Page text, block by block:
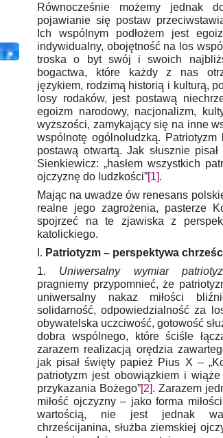
Równocześnie możemy jednak
pojawianie się postaw
Ich wspólnym podłożem jest
indywidualny, obojętność na los
troska o byt swój i swoich
bogactwa, które każdy z nas
językiem, rodzimą historią i kulturą,
losy rodaków, jest postawą
egoizm narodowy, nacjonalizm,
wyższości, zamykający się na inne
wspólnotę ogólnoludzką.
postawą otwartą. Jak słusznie
Sienkiewicz: „hasłem wszystkich
ojczyznę do ludzkości”[1].
Mając na uwadze ów renesans
realne jego zagrożenia, pasterze
spojrzeć na te zjawiska z
katolickiego.
I. Patriotyzm – perspektywa
1. Uniwersalny wymiar
pragniemy przypomnieć, że
uniwersalny nakaz miłości
solidarność, odpowiedzialność za
obywatelska uczciwość, gotowość
dobra wspólnego, które ściśle
zarazem realizacją orędzia
jak pisał święty papież Pius X –
patriotyzm jest obowiązkiem i
przykazania Bożego”[2]. Zarazem
miłość ojczyzny – jako forma
wartością, nie jest jednak
chrześcijanina, służba ziemskiej